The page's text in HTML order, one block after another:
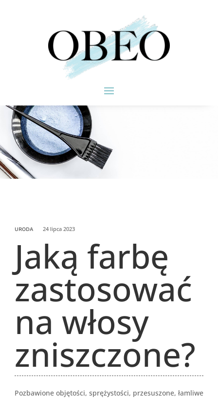
URODA 24 lipca 2023
Jaką farbę
zastosować
na włosy
zniszczone?
Pozbawione objętości, sprężystości, przesuszone, łamliwe